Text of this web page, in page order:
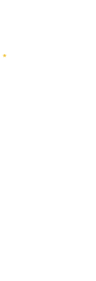
*